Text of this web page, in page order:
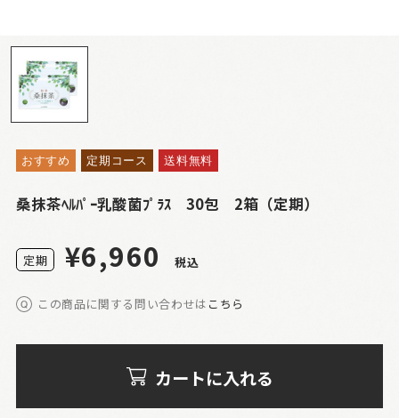
おすすめ 定期コース 送料無料
桑抹茶ﾍﾙﾊﾟｰ乳酸菌ﾌﾟﾗｽ 30包 2箱（定期）
定期 ¥6,960 税込
この商品に関する問い合わせは こちら
カートに入れる